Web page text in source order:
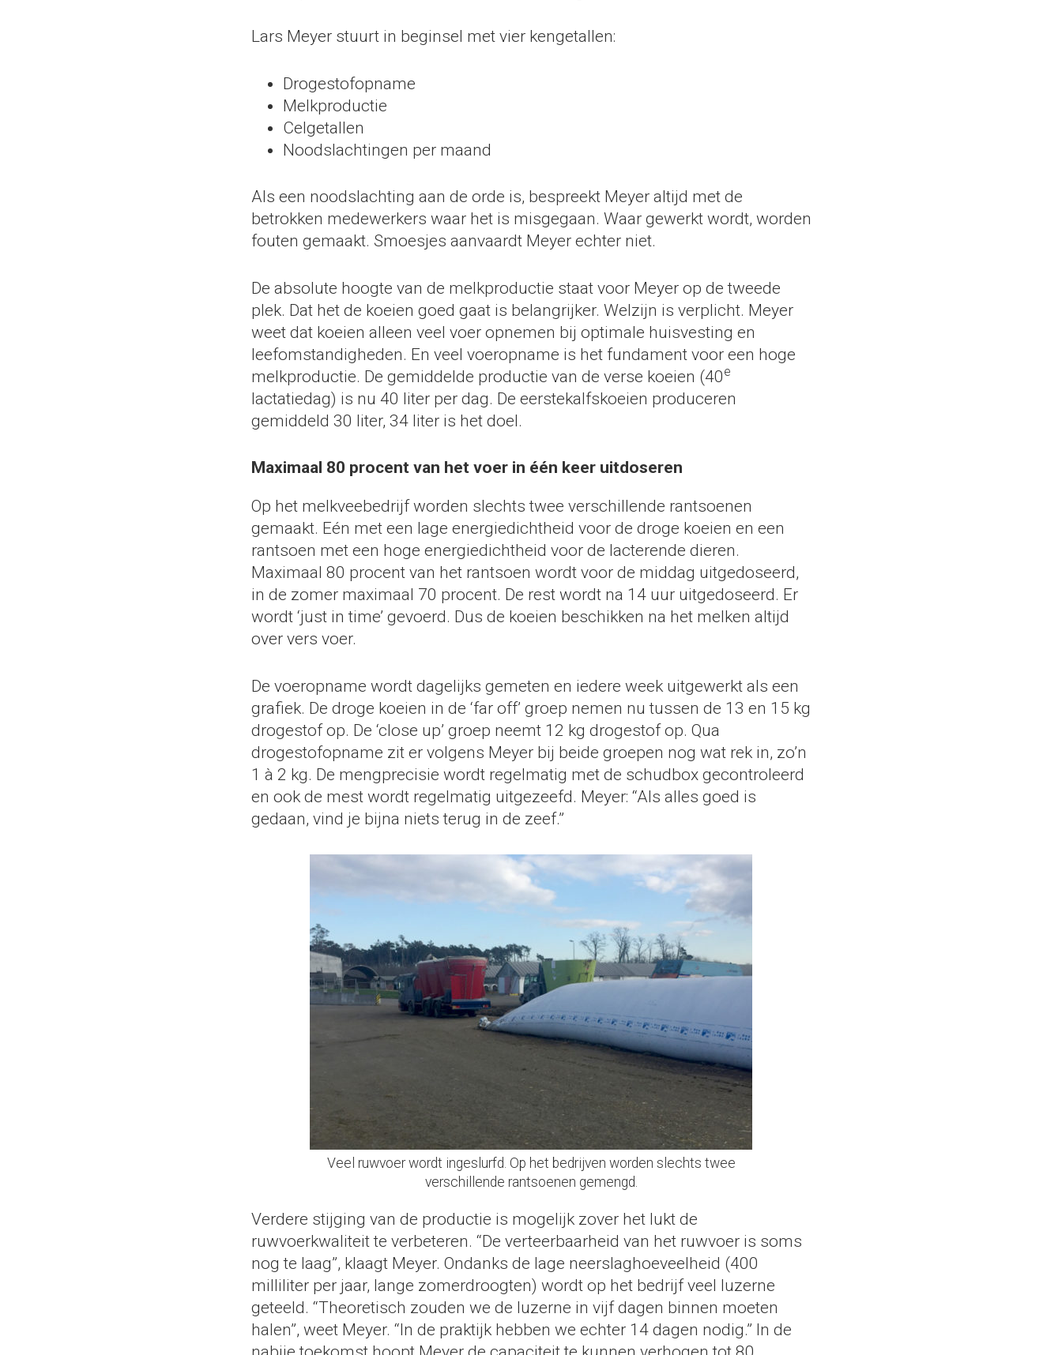
Lars Meyer stuurt in beginsel met vier kengetallen:
Drogestofopname
Melkproductie
Celgetallen
Noodslachtingen per maand
Als een noodslachting aan de orde is, bespreekt Meyer altijd met de
betrokken medewerkers waar het is misgegaan. Waar gewerkt wordt, worden
fouten gemaakt. Smoesjes aanvaardt Meyer echter niet.
De absolute hoogte van de melkproductie staat voor Meyer op de tweede
plek. Dat het de koeien goed gaat is belangrijker. Welzijn is verplicht. Meyer
weet dat koeien alleen veel voer opnemen bij optimale huisvesting en
leefomstandigheden. En veel voeropname is het fundament voor een hoge
melkproductie. De gemiddelde productie van de verse koeien (40e
lactatiedag) is nu 40 liter per dag. De eerstekalfskoeien produceren
gemiddeld 30 liter, 34 liter is het doel.
Maximaal 80 procent van het voer in één keer uitdoseren
Op het melkveebedrijf worden slechts twee verschillende rantsoenen
gemaakt. Eén met een lage energiedichtheid voor de droge koeien en een
rantsoen met een hoge energiedichtheid voor de lacterende dieren.
Maximaal 80 procent van het rantsoen wordt voor de middag uitgedoseerd,
in de zomer maximaal 70 procent. De rest wordt na 14 uur uitgedoseerd. Er
wordt ‘just in time’ gevoerd. Dus de koeien beschikken na het melken altijd
over vers voer.
De voeropname wordt dagelijks gemeten en iedere week uitgewerkt als een
grafiek. De droge koeien in de ‘far off’ groep nemen nu tussen de 13 en 15 kg
drogestof op. De ‘close up’ groep neemt 12 kg drogestof op. Qua
drogestofopname zit er volgens Meyer bij beide groepen nog wat rek in, zo’n
1 à 2 kg. De mengprecisie wordt regelmatig met de schudbox gecontroleerd
en ook de mest wordt regelmatig uitgezeefd. Meyer: “Als alles goed is
gedaan, vind je bijna niets terug in de zeef.”
Veel ruwvoer wordt ingeslurfd. Op het bedrijven worden slechts twee
verschillende rantsoenen gemengd.
Verdere stijging van de productie is mogelijk zover het lukt de
ruwvoerkwaliteit te verbeteren. “De verteerbaarheid van het ruwvoer is soms
nog te laag”, klaagt Meyer. Ondanks de lage neerslaghoeveelheid (400
milliliter per jaar, lange zomerdroogten) wordt op het bedrijf veel luzerne
geteeld. “Theoretisch zouden we de luzerne in vijf dagen binnen moeten
halen”, weet Meyer. “In de praktijk hebben we echter 14 dagen nodig.” In de